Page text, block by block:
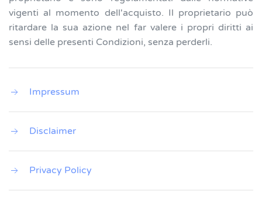
vigenti al momento dell'acquisto. Il proprietario può
ritardare la sua azione nel far valere i propri diritti ai
sensi delle presenti Condizioni, senza perderli.
Impressum
Disclaimer
Privacy Policy